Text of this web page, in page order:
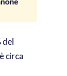
del
circa